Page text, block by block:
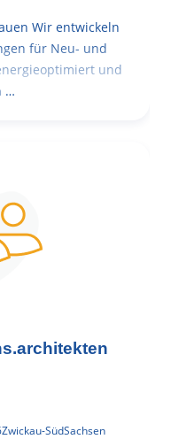
Wir entwickeln
für Neu- und
und
…
Zwickau-SüdSachsen